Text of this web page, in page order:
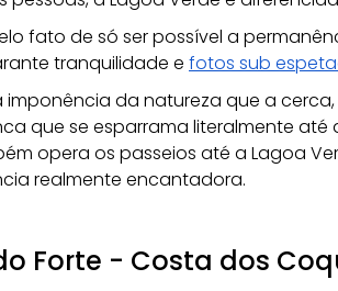
fato de só ser possível a
tranquilidade e fotos sub
imponência da natureza que a
que se esparrama literalmente até
opera os passeios até a Lagoa
realmente encantadora.
Forte - Costa dos